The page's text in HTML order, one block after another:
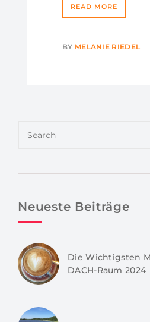
READ MORE
BY MELANIE RIEDEL
Neueste Beiträge
Die Wichtigsten
DACH-Raum 2024